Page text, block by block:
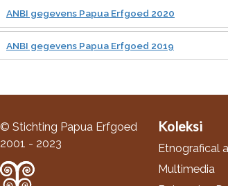
ANBI gegevens Papua Erfgoed 2020
ANBI gegevens Papua Erfgoed 2019
© Stichting Papua Erfgoed
2001 - 2023
Koleksi
Etnografical
Multimedia